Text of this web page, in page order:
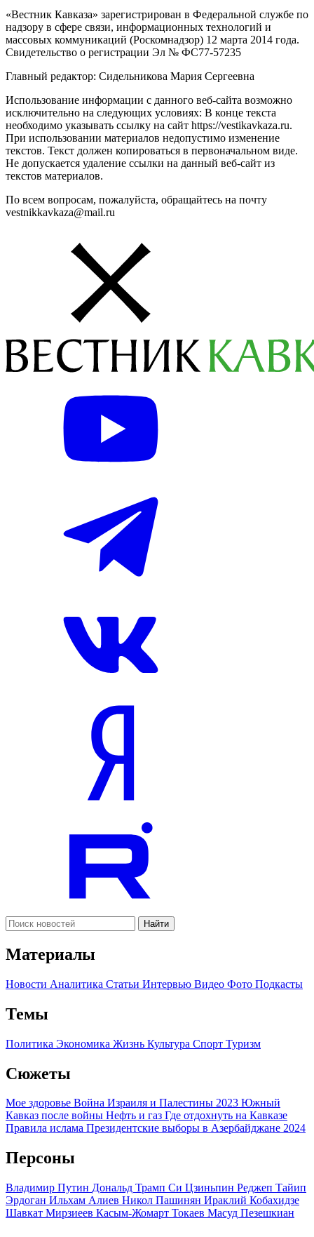
«Вестник Кавказа» зарегистрирован в Федеральной службе по
надзору в сфере связи, информационных технологий и
массовых коммуникаций (Роскомнадзор) 12 марта 2014 года.
Свидетельство о регистрации Эл № ФС77-57235
Главный редактор: Сидельникова Мария Сергеевна
Использование информации с данного веб-сайта возможно
исключительно на следующих условиях: В конце текста
необходимо указывать ссылку на сайт https://vestikavkaza.ru.
При использовании материалов недопустимо изменение
текстов. Текст должен копироваться в первоначальном виде.
Не допускается удаление ссылки на данный веб-сайт из
текстов материалов.
По всем вопросам, пожалуйста, обращайтесь на почту
vestnikkavkaza@mail.ru
Найти
Материалы
Новости Аналитика Статьи Интервью Видео Фото Подкасты
Темы
Политика Экономика Жизнь Культура Спорт Туризм
Сюжеты
Мое здоровье Война Израиля и Палестины 2023 Южный
Кавказ после войны Нефть и газ Где отдохнуть на Кавказе
Правила ислама Президентские выборы в Азербайджане 2024
Персоны
Владимир Путин Дональд Трамп Си Цзиньпин Реджеп Тайип
Эрдоган Ильхам Алиев Никол Пашинян Ираклий Кобахидзе
Шавкат Мирзиеев Касым-Жомарт Токаев Масуд Пезешкиан